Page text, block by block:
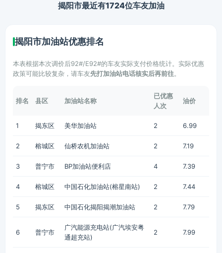
揭阳市最近有1724位车友加油
揭阳市加油站优惠排名
本表根据本次调价后92#/E92#的车友实际支付价格统计。实际优惠
政策可能比较复杂，请车友先打加油站电话核实后再前往。
排名 县区 加油站名称
已优惠
人次
油价
1 揭东区 美华加油站 2 6.99
2 榕城区 仙桥农机加油站 2 7.19
3 普宁市 BP加油站便利店 4 7.39
4 榕城区 中国石化加油站(榕星南站) 2 7.44
5 揭东区 中国石化揭阳揭潮加油站 2 7.79
6 普宁市
广汽能源充电站(广汽埃安粤
通超充站)
2 7.99